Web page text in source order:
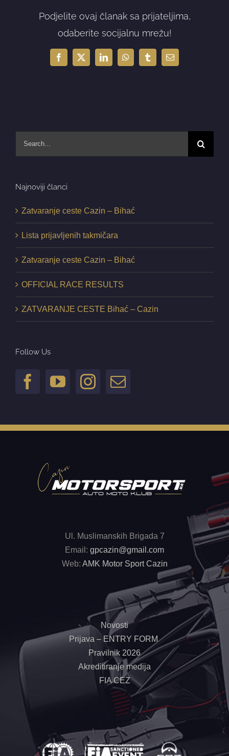
Podjelite ovaj članak sa prijateljima,
odaberite socijalnu mrežu!
Facebook
X LinkedInWhatsAppTumblrEmail
Najnoviji članci
Zatvaranje ceste Cazin – Bihać
Lista prijavljenih takmičara
Zatvaranje ceste Cazin – Bihać
OFFICIAL RACE RESULTS
ZATVARANJE CESTE Bihać – Cazin
Follow Us
Ul. Muslimanskih Brigada 7
Email: gpcazin@gmail.com
Web: AMK Motor Sport Cazin
Novosti
Prijava – ENTRY FORM
Pravilnik 2026
Akreditiranje medija
FIA CEZ